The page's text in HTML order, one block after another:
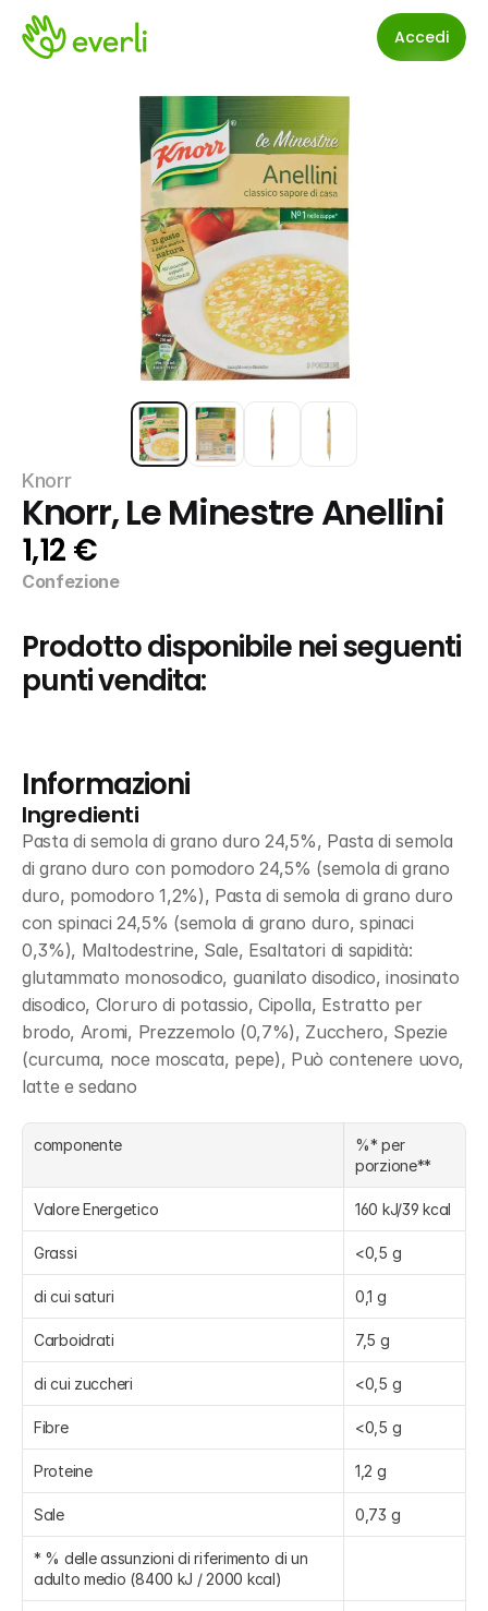
Accedi
Knorr
Knorr, Le Minestre Anellini
1,12 €
Confezione
Prodotto disponibile nei seguenti
punti vendita:
Informazioni
Ingredienti
Pasta di semola di grano duro 24,5%, Pasta di semola
di grano duro con pomodoro 24,5% (semola di grano
duro, pomodoro 1,2%), Pasta di semola di grano duro
con spinaci 24,5% (semola di grano duro, spinaci
0,3%), Maltodestrine, Sale, Esaltatori di sapidità:
glutammato monosodico, guanilato disodico, inosinato
disodico, Cloruro di potassio, Cipolla, Estratto per
brodo, Aromi, Prezzemolo (0,7%), Zucchero, Spezie
(curcuma, noce moscata, pepe), Può contenere uovo,
latte e sedano
componente
%* per
porzione**
Valore Energetico 160 kJ/39 kcal
Grassi <0,5 g
di cui saturi 0,1 g
Carboidrati 7,5 g
di cui zuccheri <0,5 g
Fibre <0,5 g
Proteine 1,2 g
Sale 0,73 g
* % delle assunzioni di riferimento di un
adulto medio (8400 kJ / 2000 kcal)